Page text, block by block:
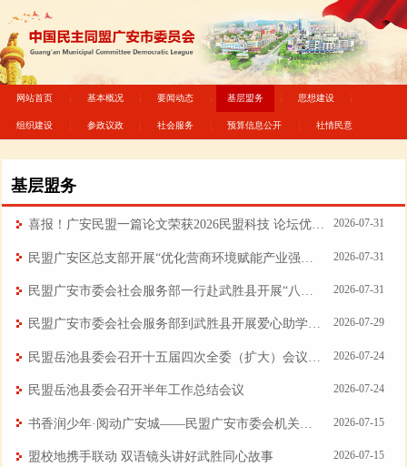
网站首页 基本概况 要闻动态 基层盟务 思想建设
组织建设 参政议政 社会服务 预算信息公开 社情民意
基层盟务
喜报！广安民盟一篇论文荣获2026民盟科技 论坛优秀论文 2026-07-31
民盟广安区总支部开展“优化营商环境赋能产业强基 推动高质量发展”专题调研 2026-07-31
民盟广安市委会社会服务部一行赴武胜县开展“八一”慰问活动 2026-07-31
民盟广安市委会社会服务部到武胜县开展爱心助学活动 2026-07-29
民盟岳池县委会召开十五届四次全委（扩大）会议暨主题教育推进会 2026-07-24
民盟岳池县委会召开半年工作总结会议 2026-07-24
书香润少年·阅动广安城——民盟广安市委会机关总支部组织开展公益读书沙龙 点亮青少年文学成长之路 2026-07-15
盟校地携手联动 双语镜头讲好武胜同心故事 2026-07-15